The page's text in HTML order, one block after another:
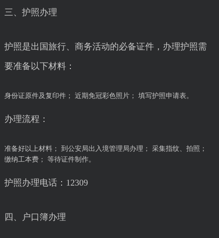
三、护照办理
护照是出国旅行、商务活动的必备证件，办理护照需
要准备以下材料：
身份证原件及复印件； 近期免冠彩色照片； 填写护照申请表。
办理流程：
准备好以上材料； 到公安局出入境管理局办理； 采集指纹、拍照；
缴纳工本费； 等待证件制作。
护照办理电话：12309
四、户口簿办理